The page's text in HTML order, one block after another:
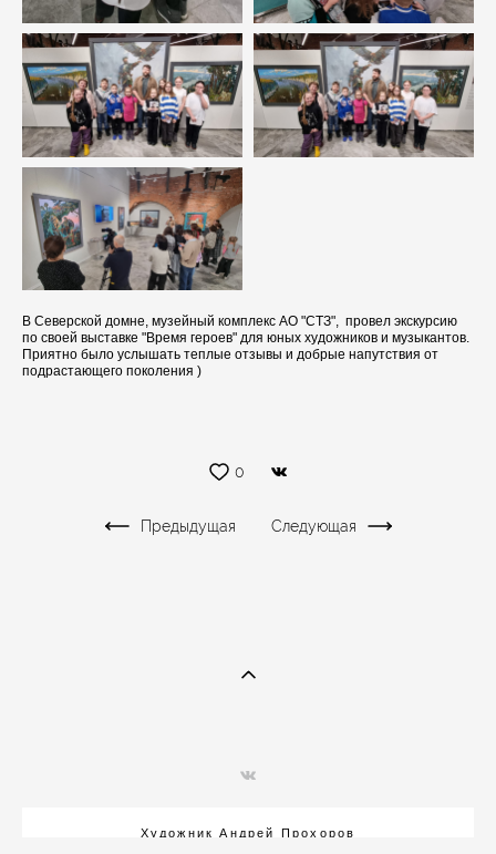
В Северской домне, музейный комплекс АО "СТЗ", провел экскурсию
по своей выставке "Время героев" для юных художников и музыкантов.
Приятно было услышать теплые отзывы и добрые напутствия от
подрастающего поколения )
0
Предыдущая Следующая
Художник Андрей Прохоров